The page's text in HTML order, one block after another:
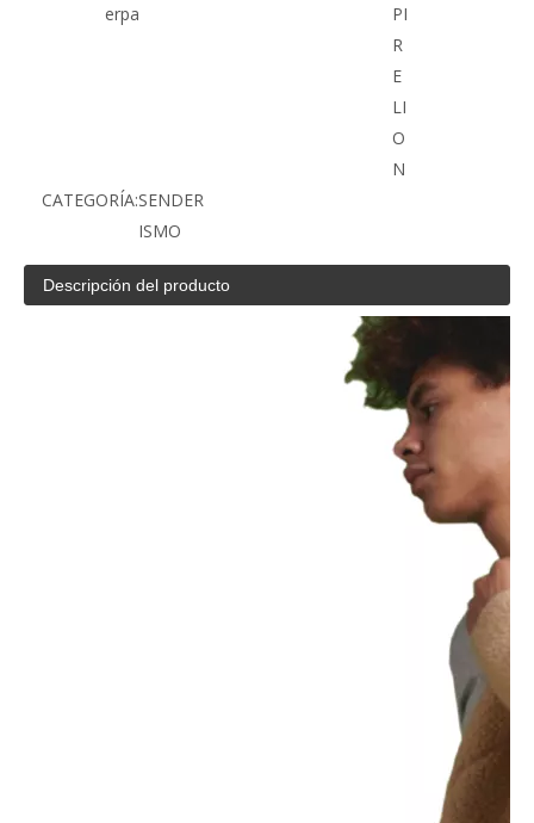
erpa
PI
R
E
LI
O
N
CATEGORÍA:SENDER
ISMO
Descripción del producto